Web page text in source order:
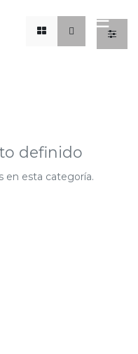
definido
en esta categoría.
☰x